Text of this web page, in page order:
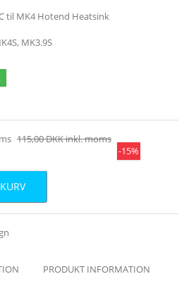
til MK4 Hotend Heatsink
MK3.9S
115,00 DKKinkl. moms
-15%
PRODUKT INFORMATION